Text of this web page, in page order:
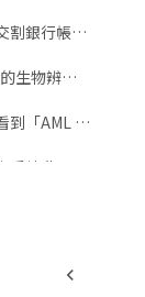
如何查詢台新證券交割銀行帳戶/分戶帳與餘額？
如何啟用富果 App 的生物辨識（快速登入）？
【下單小卡關？】看到「AML 評級」、「只可了結」訊息怎麼辦？一招快速解除！
手續費？